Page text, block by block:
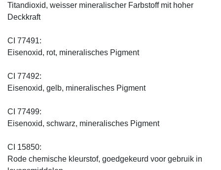
Titandioxid, weisser mineralischer Farbstoff mit hoher
Deckkraft
CI 77491:
Eisenoxid, rot, mineralisches Pigment
CI 77492:
Eisenoxid, gelb, mineralisches Pigment
CI 77499:
Eisenoxid, schwarz, mineralisches Pigment
CI 15850:
Rode chemische kleurstof, goedgekeurd voor gebruik in